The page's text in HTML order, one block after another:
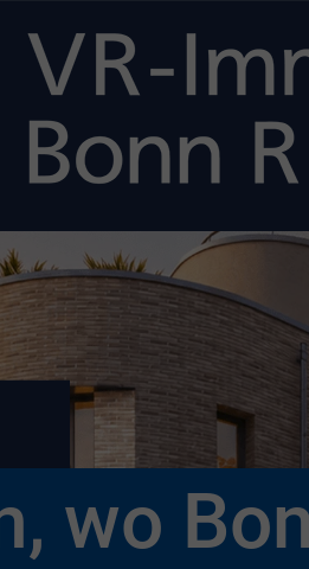
wo